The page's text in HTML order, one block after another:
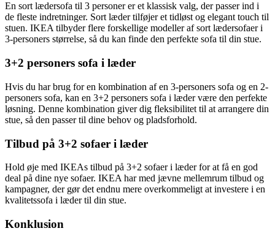
En sort lædersofa til 3 personer er et klassisk valg, der passer ind i
de fleste indretninger. Sort læder tilføjer et tidløst og elegant touch til
stuen. IKEA tilbyder flere forskellige modeller af sort lædersofaer i
3-personers størrelse, så du kan finde den perfekte sofa til din stue.
3+2 personers sofa i læder
Hvis du har brug for en kombination af en 3-personers sofa og en 2-
personers sofa, kan en 3+2 personers sofa i læder være den perfekte
løsning. Denne kombination giver dig fleksibilitet til at arrangere din
stue, så den passer til dine behov og pladsforhold.
Tilbud på 3+2 sofaer i læder
Hold øje med IKEAs tilbud på 3+2 sofaer i læder for at få en god
deal på dine nye sofaer. IKEA har med jævne mellemrum tilbud og
kampagner, der gør det endnu mere overkommeligt at investere i en
kvalitetssofa i læder til din stue.
Konklusion